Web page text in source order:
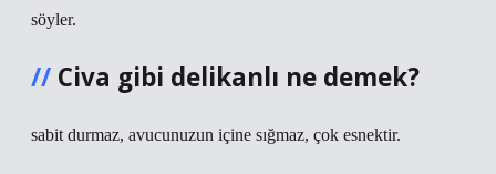
söyler.
Civa gibi delikanlı ne demek?
sabit durmaz, avucunuzun içine sığmaz, çok esnektir.